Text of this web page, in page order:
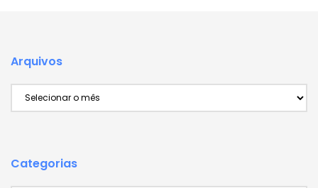
Arquivos
Categorias